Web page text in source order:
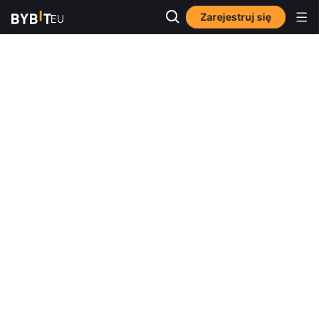
Zarejestruj się